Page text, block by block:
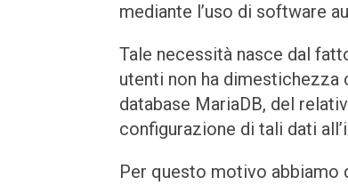
mediante l’uso di software
Tale necessità nasce dal
utenti non ha dimestichezza
database MariaDB, del
configurazione di tali dati
Per questo motivo abbiamo